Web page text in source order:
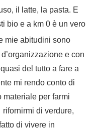
il latte, la pasta. E
bio e a km 0 è un vero
mie abitudini sono
e con
del tutto a fare a
mi rendo conto di
materiale per farmi
di verdure,
di vivere in